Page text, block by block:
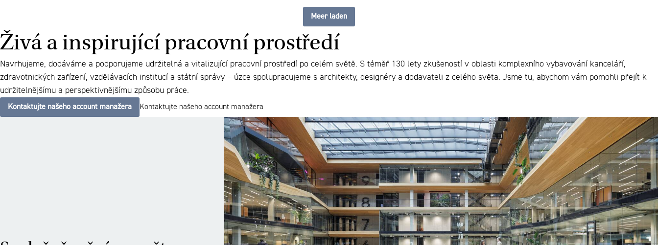
Meer laden
Živá a inspirující pracovní prostředí
Navrhujeme, dodáváme a podporujeme udržitelná a vitalizující pracovní prostředí po celém světě. S téměř 130 lety zkušeností v oblasti komplexního vybavování kanceláří,
zdravotnických zařízení, vzdělávacích institucí a státní správy – úzce spolupracujeme s architekty, designéry a dodavateli z celého světa. Jsme tu, abychom vám pomohli přejít k
udržitelnějšímu a perspektivnějšímu způsobu práce.
Kontaktujte našeho account manažera Kontaktujte našeho account manažera